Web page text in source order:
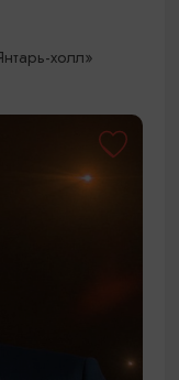
холл»